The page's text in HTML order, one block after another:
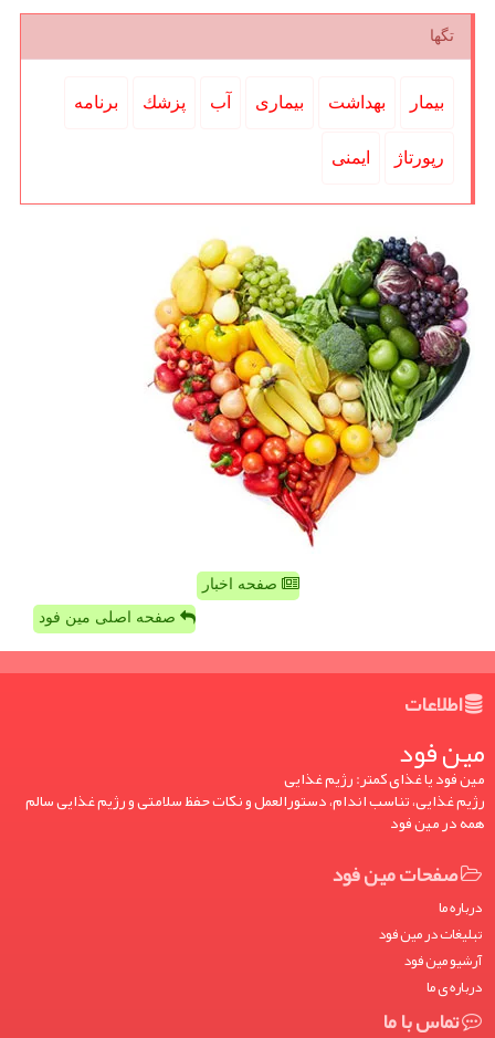
تگها
بیمار بهداشت بیماری آب پزشك برنامه
رپورتاژ ایمنی
صفحه اخبار
صفحه اصلی مین فود
اطلاعات
مین فود
مین فود یا غذای کمتر: رژیم غذایی
رژیم غذایی، تناسب اندام، دستورالعمل و نکات حفظ سلامتی و رژیم غذایی سالم
همه در مین فود
صفحات مین فود
درباره ما
تبلیغات در مین فود
آرشیو مین فود
درباره ی ما
تماس با ما